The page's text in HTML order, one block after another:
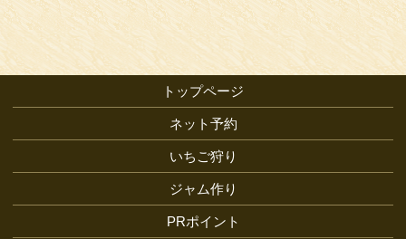
トップページ
ネット予約
いちご狩り
ジャム作り
PRポイント